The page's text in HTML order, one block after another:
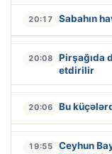
20:17 Sabahın
20:08
Pirşağıda
etdirilir
20:06 Bu
19:55 Ceyhun